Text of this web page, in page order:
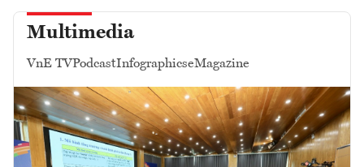
Multimedia
VnE TVPodcastInfographicseMagazine